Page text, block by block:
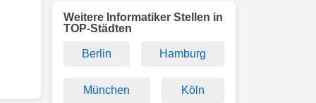
Weitere Informatiker Stellen in
TOP-Städten
Berlin Hamburg
München Köln